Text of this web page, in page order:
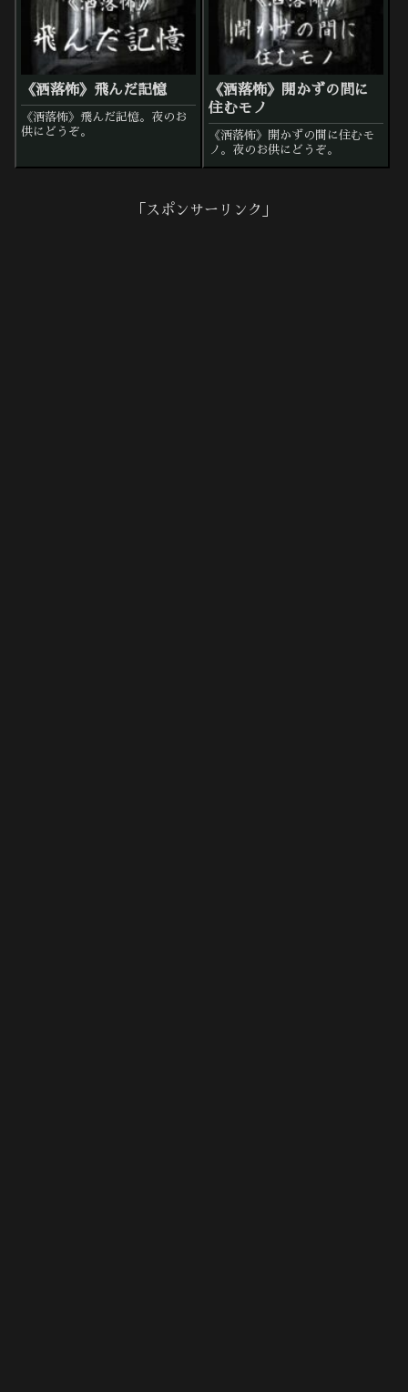
《洒落怖》飛んだ記憶
《洒落怖》飛んだ記憶。夜のお
供にどうぞ。
《洒落怖》開かずの間に
住むモノ
《洒落怖》開かずの間に住むモ
ノ。夜のお供にどうぞ。
「スポンサーリンク」